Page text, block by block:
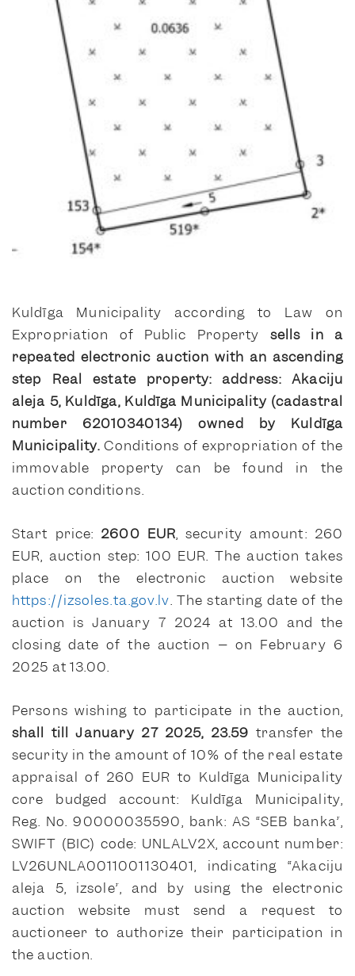
Kuldīga Municipality according to Law on
Expropriation of Public Property sells in a
repeated electronic auction with an ascending
step Real estate property: address:
Akaciju
aleja 5, Kuldīga, Kuldīga Municipality (cadastral
number 62010340134) owned by Kuldīga
Municipality. Conditions of expropriation of the
immovable property can be found in the
auction conditions.
Start price: 2600 EUR, security amount: 260
EUR, auction step: 100 EUR. The auction takes
place on the electronic auction website
https://izsoles.ta.gov.lv. The starting date of the
auction is January 7 2024 at 13.00 and the
closing date of the auction – on February 6
2025 at 13.00.
Persons wishing to participate in the auction,
shall till January 27 2025, 23.59 transfer the
security in the amount of 10% of the real estate
appraisal of 260 EUR to Kuldīga Municipality
core budged account: Kuldīga Municipality,
Reg. No. 90000035590, bank: AS “SEB banka”,
SWIFT (BIC) code: UNLALV2X, account number:
LV26UNLA0011001130401, indicating“Akaciju
aleja 5, izsole”, and by using the electronic
auction website must send a request to
auctioneer to authorize their participation in
the auction.